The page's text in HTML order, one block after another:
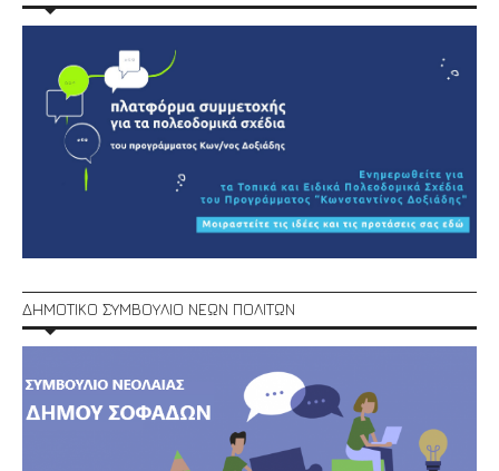
ΔΗΜΟΤΙΚΟ ΣΥΜΒΟΥΛΙΟ ΝΕΩΝ ΠΟΛΙΤΩΝ